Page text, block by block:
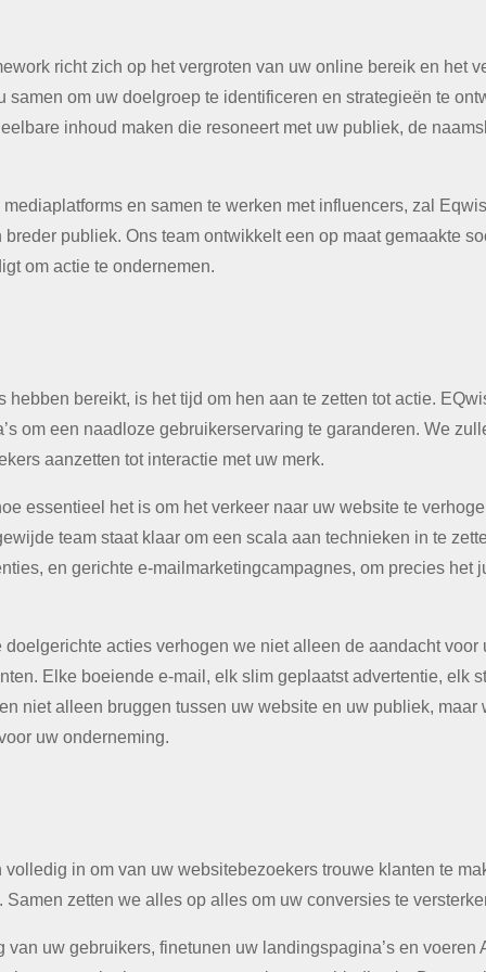
richt zich op het vergroten van uw online bereik en het
samen om uw doelgroep te identificeren en strategieën te
inhoud maken die resoneert met uw publiek, de
en samen te werken met influencers, zal
publiek. Ons team ontwikkelt een op maat gemaakte
om actie te ondernemen.
hebben bereikt, is het tijd om hen aan te zetten tot actie.
om een ​​naadloze gebruikerservaring te garanderen. We
aanzetten tot interactie met uw merk.
essentieel het is om het verkeer naar uw website te
team staat klaar om een scala aan technieken in te
en gerichte e-mailmarketingcampagnes, om precies het
acties verhogen we niet alleen de aandacht
Elke boeiende e-mail, elk slim geplaatst advertentie, elk
niet alleen bruggen tussen uw website en uw publiek, maar
uw onderneming.
in om van uw websitebezoekers trouwe klanten te
zetten we alles op alles om uw conversies te
uw gebruikers, finetunen uw landingspagina’s en voeren